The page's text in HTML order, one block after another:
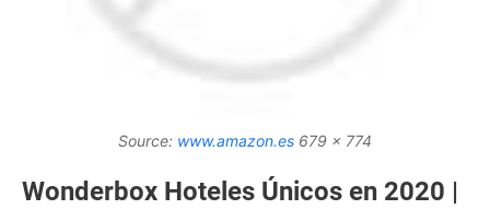
Source: www.amazon.es 679 x 774
Wonderbox Hoteles Únicos en 2020 |